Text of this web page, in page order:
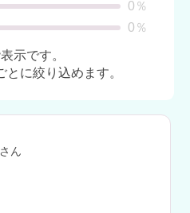
0％
0％
示です。
に絞り込めます。
さん